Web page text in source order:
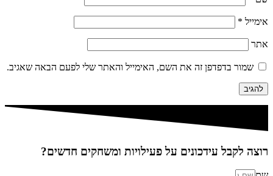
אימייל *
אתר
שמור בדפדפן זה את השם, האימייל והאתר שלי לפעם הבאה שאגיב.
רוצה לקבל עידכונים על פעילויות ומשחקים חדשים?